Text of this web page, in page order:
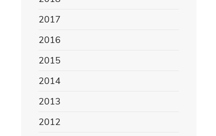
2017
2016
2015
2014
2013
2012